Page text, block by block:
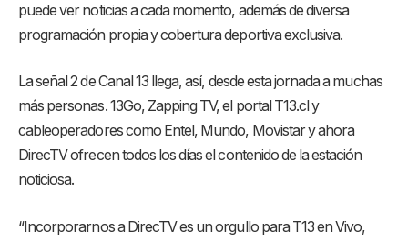
puede ver noticias a cada momento, además de diversa
programación propia y cobertura deportiva exclusiva.
La señal 2 de Canal 13 llega, así, desde esta jornada a muchas
más personas. 13Go, Zapping TV, el portal T13.cl y
cableoperadores como Entel, Mundo, Movistar y ahora
DirecTV ofrecen todos los días el contenido de la estación
noticiosa.
“Incorporarnos a DirecTV es un orgullo para T13 en Vivo,